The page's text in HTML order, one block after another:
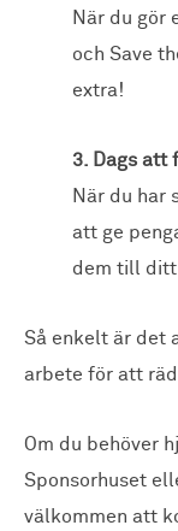
När du gör
och Save
extra!
3. Dags att
När du har
att ge
dem till ditt
Så enkelt är det
arbete för att
Om du behöver
Sponsorhuset
välkommen att